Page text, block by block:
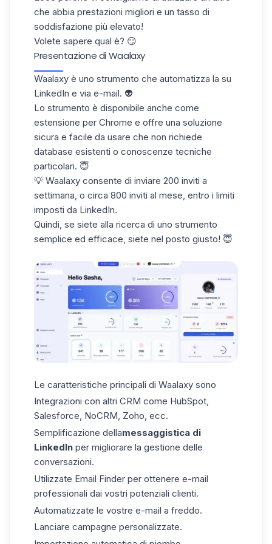
che abbia prestazioni migliori e un tasso di
soddisfazione più elevato!
Volete sapere qual è? 😏
Presentazione di Waalaxy
Waalaxy è uno strumento che automatizza la su
LinkedIn e via e-mail. 👽
Lo strumento è disponibile anche come
estensione per Chrome e offre una soluzione
sicura e facile da usare che non richiede
database esistenti o conoscenze tecniche
particolari. 😇
💡 Waalaxy consente di inviare 200 inviti a
settimana, o circa 800 inviti al mese, entro i limiti
imposti da LinkedIn.
Quindi, se siete alla ricerca di uno strumento
semplice ed efficace, siete nel posto giusto! 😇
Le caratteristiche principali di Waalaxy sono
Integrazioni con altri CRM come HubSpot,
Salesforce, NoCRM, Zoho, ecc.
Semplificazione dellamessaggistica di
LinkedIn per migliorare la gestione delle
conversazioni.
Utilizzate Email Finder per ottenere e-mail
professionali dai vostri potenziali clienti.
Automatizzate le vostre e-mail a freddo.
Lanciare campagne personalizzate.